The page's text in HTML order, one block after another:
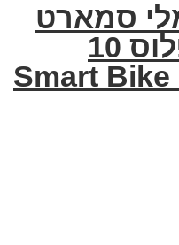
סמארט
בייק סופרב פלוס 10
Smart